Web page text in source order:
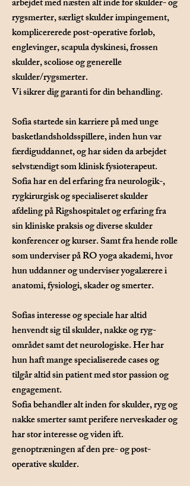
arbejdet med næsten alt inde for skulder- og
rygsmerter, særligt skulder impingement,
komplicererede post-operative forløb,
englevinger, scapula dyskinesi, frossen
skulder, scoliose og generelle
skulder/rygsmerter.
Vi sikrer dig garanti for din behandling.
Sofia startede sin karriere på med unge
basketlandsholdsspillere, inden hun var
færdiguddannet, og har siden da arbejdet
selvstændigt som klinisk fysioterapeut.
Sofia har en del erfaring fra neurologik-,
rygkirurgisk og specialiseret skulder
afdeling på Rigshospitalet og erfaring fra
sin kliniske praksis og diverse skulder
konferencer og kurser. Samt fra hende rolle
som underviser på RO yoga akademi, hvor
hun uddanner og underviser yogalærere i
anatomi, fysiologi, skader og smerter.
Sofias interesse og speciale har altid
henvendt sig til skulder, nakke og ryg-
området samt det neurologiske. Her har
hun haft mange specialiserede cases og
tilgår altid sin patient med stor passion og
engagement.
Sofia behandler alt inden for skulder, ryg og
nakke smerter samt perifere nerveskader og
har stor interesse og viden ift.
genoptræningen af den pre- og post-
operative skulder.